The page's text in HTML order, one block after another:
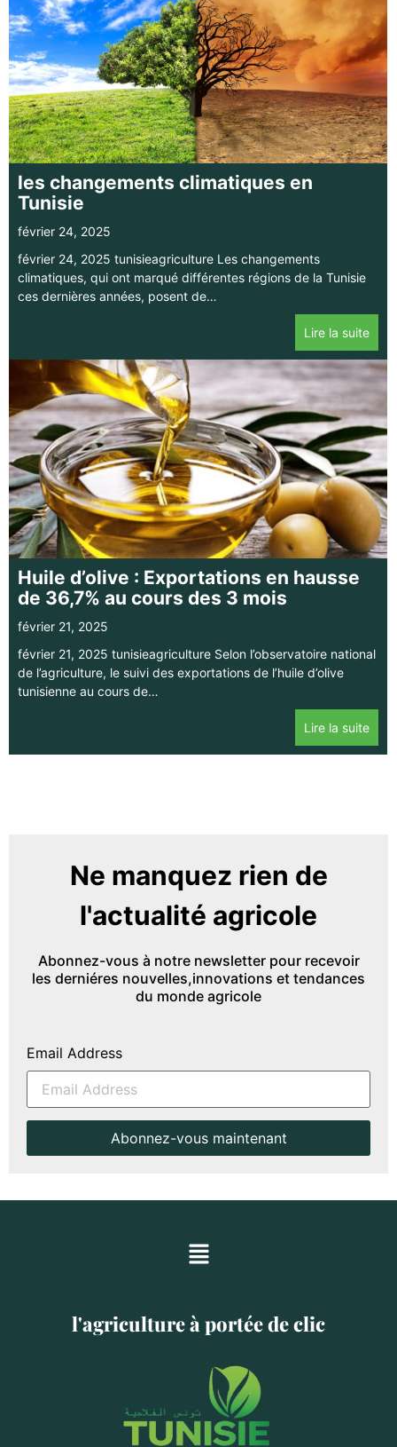
les changements climatiques en
Tunisie
février 24, 2025
février 24, 2025 tunisieagriculture Les changements
climatiques, qui ont marqué différentes régions de la Tunisie
ces dernières années, posent de…
Lire la suite
Huile d’olive : Exportations en hausse
de 36,7% au cours des 3 mois
février 21, 2025
février 21, 2025 tunisieagriculture Selon l’observatoire national
de l’agriculture, le suivi des exportations de l’huile d’olive
tunisienne au cours de…
Lire la suite
Ne manquez rien de
l'actualité agricole
Abonnez-vous à notre newsletter pour recevoir
les derniéres nouvelles,innovations et tendances
du monde agricole
Email Address
l'agriculture à portée de clic